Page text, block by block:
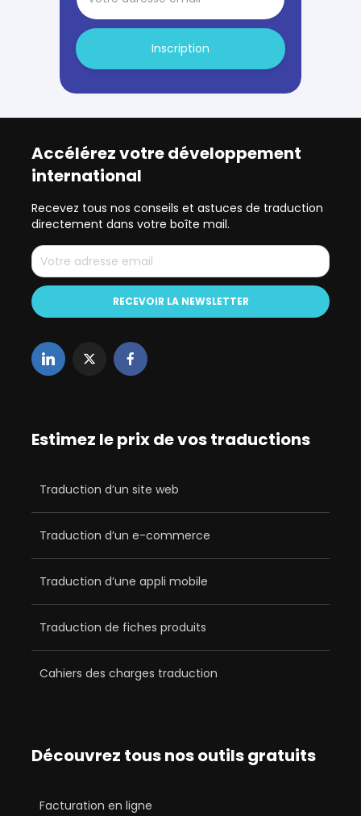
Inscription
Accélérez votre développement
international
Recevez tous nos conseils et astuces de traduction
directement dans votre boîte mail.
Estimez le prix de vos traductions
Traduction d’un site web
Traduction d’un e-commerce
Traduction d’une appli mobile
Traduction de fiches produits
Cahiers des charges traduction
Découvrez tous nos outils gratuits
Facturation en ligne